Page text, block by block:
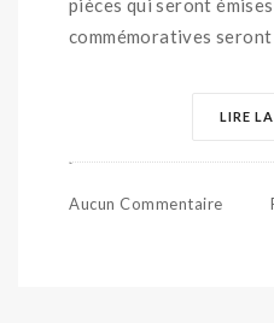
pièces qui seront
commémoratives seront
LIRE
Aucun Commentaire